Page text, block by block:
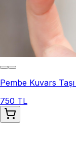
Pembe Kuvars
750 TL